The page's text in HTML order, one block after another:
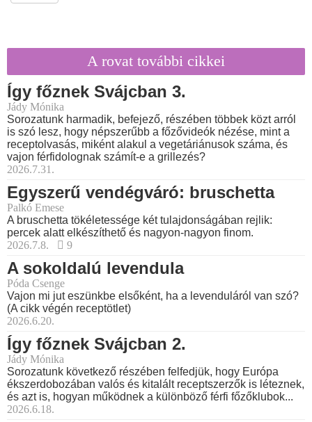
A rovat további cikkei
Így főznek Svájcban 3.
Jády Mónika
Sorozatunk harmadik, befejező, részében többek közt arról
is szó lesz, hogy népszerűbb a főzővideók nézése, mint a
receptolvasás, miként alakul a vegetáriánusok száma, és
vajon férfidolognak számít-e a grillezés?
2026.7.31.
Egyszerű vendégváró: bruschetta
Palkó Emese
A bruschetta tökéletessége két tulajdonságában rejlik:
percek alatt elkészíthető és nagyon-nagyon finom.
2026.7.8.
9
A sokoldalú levendula
Póda Csenge
Vajon mi jut eszünkbe elsőként, ha a levenduláról van szó?
(A cikk végén receptötlet)
2026.6.20.
Így főznek Svájcban 2.
Jády Mónika
Sorozatunk következő részében felfedjük, hogy Európa
ékszerdobozában valós és kitalált receptszerzők is léteznek,
és azt is, hogyan működnek a különböző férfi főzőklubok...
2026.6.18.